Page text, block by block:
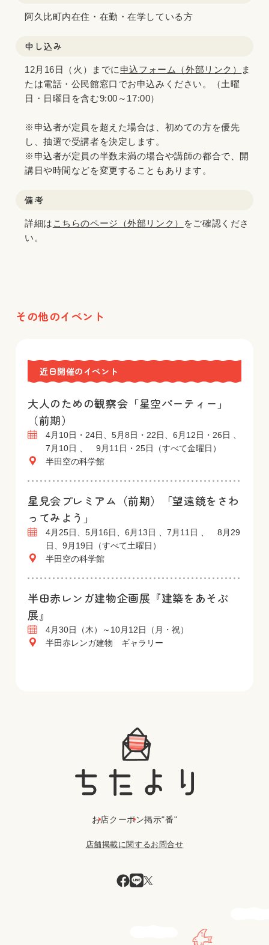
阿久比町内在住・在勤・在学している方
申し込み
12月16日（火）までに 申込フォーム（外部リンク）
ま
たは電話・公民館窓口でお申込みください。（土曜
日・日曜日を含む9:00～17:00）
※申込者が定員を超えた場合は、初めての方を優先
し、抽選で受講者を決定します。
※申込者が定員の半数未満の場合や講師の都合で、開
講日や時間などを変更することもあります。
備考
詳細は こちらのページ（外部リンク）
をご確認くださ
い。
その他のイベント
近日開催のイベント
大人のための観察会「星空パーティー」
（前期）
4月10日・24日、5月8日・22日、6月12日・26日 、
7月10日 、 9月11日・25日（すべて金曜日）
半田空の科学館
星見会プレミアム（前期）「望遠鏡をさわ
ってみよう」
4月25日、5月16日、6月13日 、7月11日 、 8月29
日、9月19日（すべて土曜日）
半田空の科学館
半田赤レンガ建物企画展『建築をあそぶ
展』
4月30日（木）～10月12日（月・祝）
半田赤レンガ建物 ギャラリー
お店クーポン掲示"番"
店舗掲載に関するお問合せ